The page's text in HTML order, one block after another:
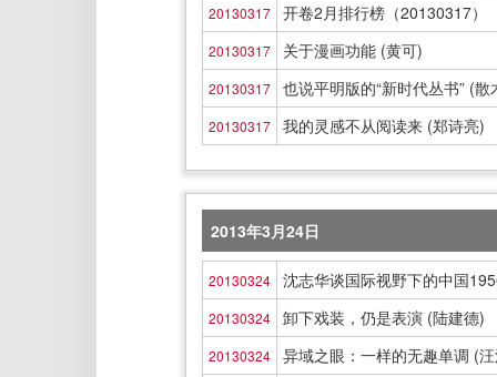
20130317 开卷2月排行榜（20130317）
20130317 关于漫画功能 (黄可)
20130317 也说平明版的“新时代丛书” (散
20130317 我的灵感不从阅读来 (郑诗亮)
2013年3月24日
20130324 沈志华谈国际视野下的中国
20130324 卸下戏装，仍是表演 (陆建德)
20130324 异域之眼：一样的无趣单调 (